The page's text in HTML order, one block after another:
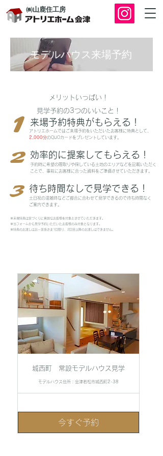
㈱山鹿住工房
モデルハウス来場予約
​1 ​来場予約特典がもらえる！
​アトリエホームではご来場予約をいただいたお客様に特典として、
2,000分のQUOカードをプレゼントしています。
2 ​効率的に提案してもらえる！
予約時に希望の間取りや探している土地のエリアなど を記載いただく
ことで、事前にお客様に合った資料をご準備させていただきます。
メリットいっぱい！
見学予約の3つのいいこと！
待ち時間なしで見学できる！
3
土日祝の混雑時などご都合に合わせて見学できるので待ち時間なく
ご案内できます。
※来場特典は家づくりに真剣なお客様を対象とさせていただきます。
※当フォームから見学予約いただいたお客様のみ対象となります。
※特典のお渡しはお一家族さま1回限り、2回目以降のお渡しはできません。
城西町 常設モデルハウス見学
モデルハウス住所：会津若松市城西町2-38
今すぐ予約